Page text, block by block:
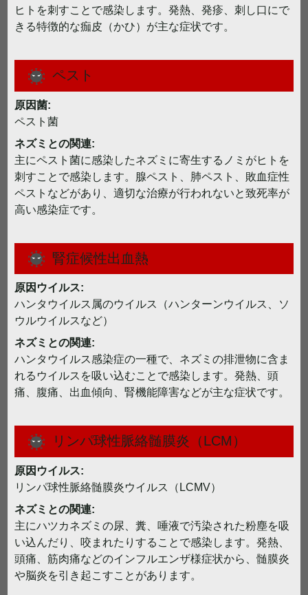
ヒトを刺すことで感染します。発熱、発疹、刺し口にで
きる特徴的な痂皮（かひ）が主な症状です。
ペスト
原因菌:
ペスト菌
ネズミとの関連:
主にペスト菌に感染したネズミに寄生するノミがヒトを
刺すことで感染します。腺ペスト、肺ペスト、敗血症性
ペストなどがあり、適切な治療が行われないと致死率が
高い感染症です。
腎症候性出血熱
原因ウイルス:
ハンタウイルス属のウイルス（ハンターンウイルス、ソ
ウルウイルスなど）
ネズミとの関連:
ハンタウイルス感染症の一種で、ネズミの排泄物に含ま
れるウイルスを吸い込むことで感染します。発熱、頭
痛、腹痛、出血傾向、腎機能障害などが主な症状です。
リンパ球性脈絡髄膜炎（LCM）
原因ウイルス:
リンパ球性脈絡髄膜炎ウイルス（LCMV）
ネズミとの関連:
主にハツカネズミの尿、糞、唾液で汚染された粉塵を吸
い込んだり、咬まれたりすることで感染します。発熱、
頭痛、筋肉痛などのインフルエンザ様症状から、髄膜炎
や脳炎を引き起こすことがあります。